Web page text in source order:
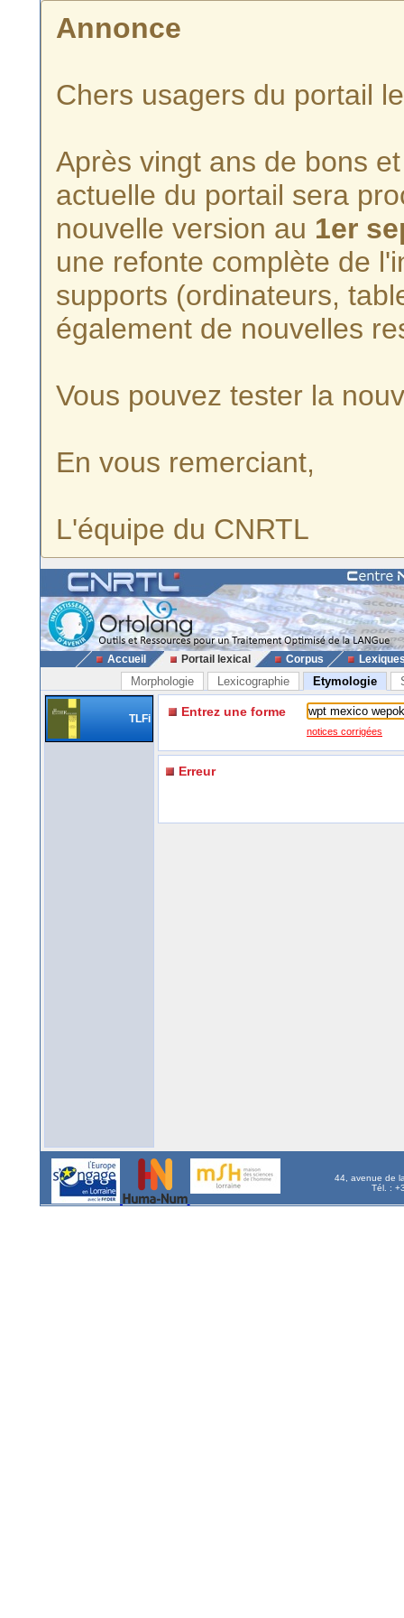
Annonce
Chers usagers du portail
Après vingt ans de bons
actuelle du portail sera
nouvelle version au 1er
une refonte complète de
supports (ordinateurs,
également de nouvelles
Vous pouvez tester la
En vous remerciant,
L'équipe du CNRTL
Accueil Portail lexical Corpus
Morphologie Lexicographie Etymologie
TLFi Entrez une forme
notices corrigées
Erreur
44, avenue de
Tél. :